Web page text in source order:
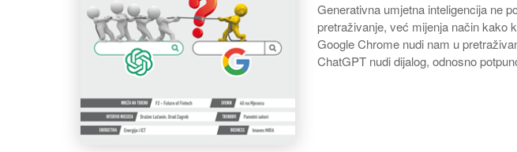
Generativna umjetna inteligencija ne
pretraživanje, već mijenja način kako
Google Chrome nudi nam u
ChatGPT nudi dijalog, odnosno